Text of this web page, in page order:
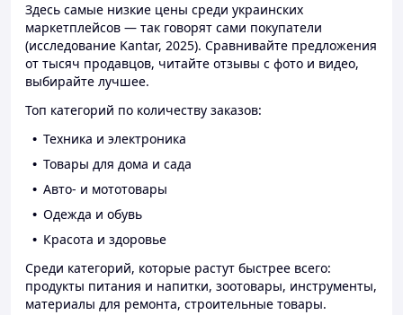
Здесь самые низкие цены среди украинских
маркетплейсов — так говорят сами покупатели
(исследование Kantar, 2025). Сравнивайте предложения
от тысяч продавцов, читайте отзывы с фото и видео,
выбирайте лучшее.
Топ категорий по количеству заказов:
Техника и электроника
Товары для дома и сада
Авто- и мототовары
Одежда и обувь
Красота и здоровье
Среди категорий, которые растут быстрее всего:
продукты питания и напитки, зоотовары, инструменты,
материалы для ремонта, строительные товары.